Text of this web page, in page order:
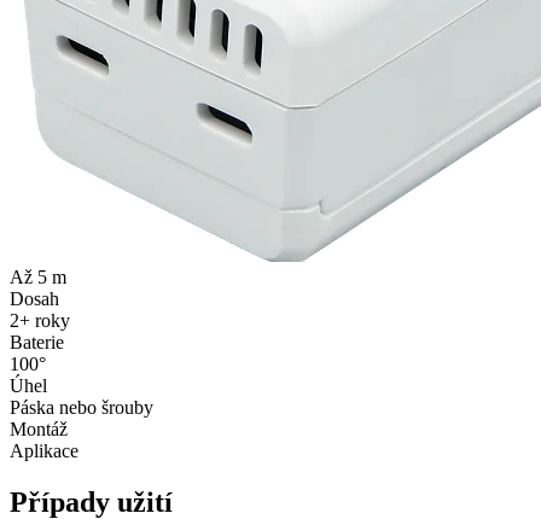
Až 5 m
Dosah
2+ roky
Baterie
100°
Úhel
Páska nebo šrouby
Montáž
Aplikace
Případy užití